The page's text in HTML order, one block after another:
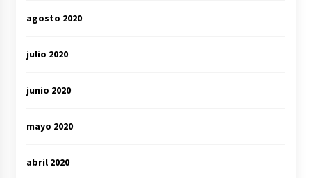
agosto 2020
julio 2020
junio 2020
mayo 2020
abril 2020